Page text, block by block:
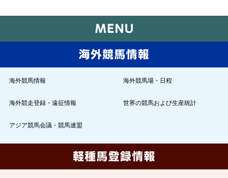
海外競馬情報 海外競馬場・日程
海外競走登録・遠征情報 世界の競馬および生産統計
アジア競馬会議・競馬連盟